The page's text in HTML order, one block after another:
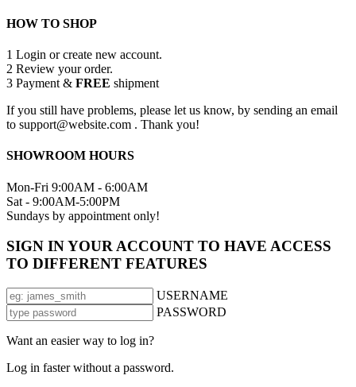
HOW TO SHOP
1 Login or create new account.
2 Review your order.
3 Payment & FREE shipment
If you still have problems, please let us know, by sending an email
to support@website.com . Thank you!
SHOWROOM HOURS
Mon-Fri 9:00AM - 6:00AM
Sat - 9:00AM-5:00PM
Sundays by appointment only!
SIGN IN YOUR ACCOUNT TO HAVE ACCESS
TO DIFFERENT FEATURES
USERNAME
PASSWORD
Want an easier way to log in?
Log in faster without a password.